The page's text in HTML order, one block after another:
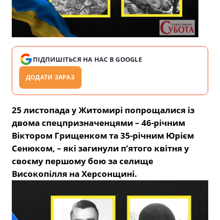
ПІДПИШІТЬСЯ НА НАС В GOOGLE
ДОДАТИ ЗАРАЗ
25 листопада у Житомирі попрощалися із
двома спецпризначенцями – 46-річним
Віктором Грищенком та 35-річним Юрієм
Сенюком, – які загинули п’ятого квітня у
своєму першому бою за селище
Високопілля на Херсонщині.